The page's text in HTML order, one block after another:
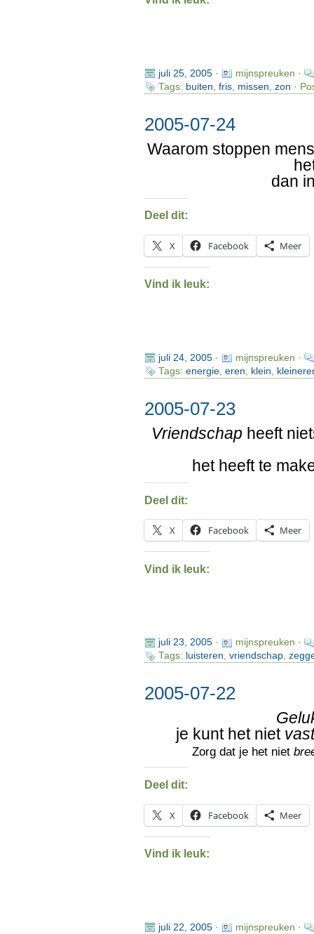
juli 25, 2005·
mijnspreuken ·
Tags: buiten fris, missen zon ·
2005-07-24
Waarom stoppen
dan
Deel dit:
X Facebook Meer
Vind ik leuk:
juli 24, 2005·
mijnspreuken ·
Tags: energie, eren, klein,
2005-07-23
Vriendschap heeft
het heeft te
Deel dit:
X Facebook Meer
Vind ik leuk:
juli 23, 2005·
mijnspreuken ·
Tags: luisteren, vriendschap,
2005-07-22
je kunt het niet
Zorg dat je het niet
Deel dit:
X Facebook Meer
Vind ik leuk:
juli 22, 2005·
mijnspreuken ·